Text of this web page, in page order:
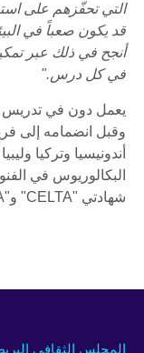
التي تحفّزهم على
قد يكون صعباً في
أنجح في ذلك عبر
في كل درس."
وقبل انضمامه إلى
أندونيسيا وتركيا
البكالوريوس في
شهادتي "CELTA" و"DELTA".
المجلس الثقافي